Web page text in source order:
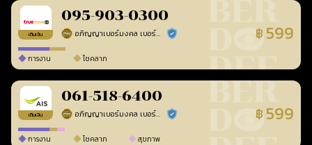
เติมเงิน
095-903-0300
อภิญญาเบอร์มงคล เบอร์สวยเลขศาสตร์ ร้านยืนยันแล้ว ฿ 599
การงาน โชคลาภ
เติมเงิน
061-518-6400
อภิญญาเบอร์มงคล เบอร์สวยเลขศาสตร์ ร้านยืนยันแล้ว ฿ 599
การงาน โชคลาภ สุขภาพ